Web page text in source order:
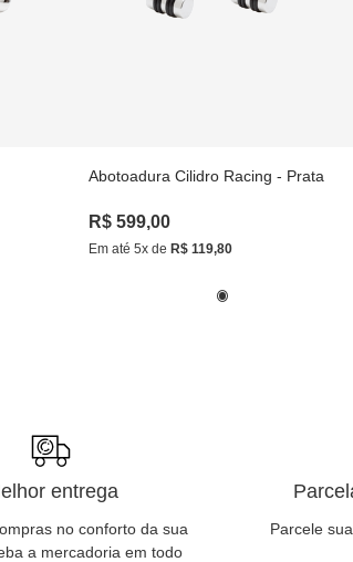
Abotoadura Cilidro Racing - Prata
R$ 599,00
Em até5x deR$ 119,80
entrega
no conforto da sua
a mercadoria em todo
Parcele